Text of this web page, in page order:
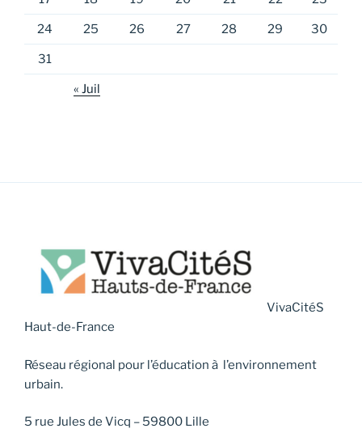
24 25 26 27 28 29 30
31
« Juil
VivaCitéS
Haut-de-France
Réseau régional pour l’éducation à l’environnement
urbain.
5 rue Jules de Vicq – 59800 Lille